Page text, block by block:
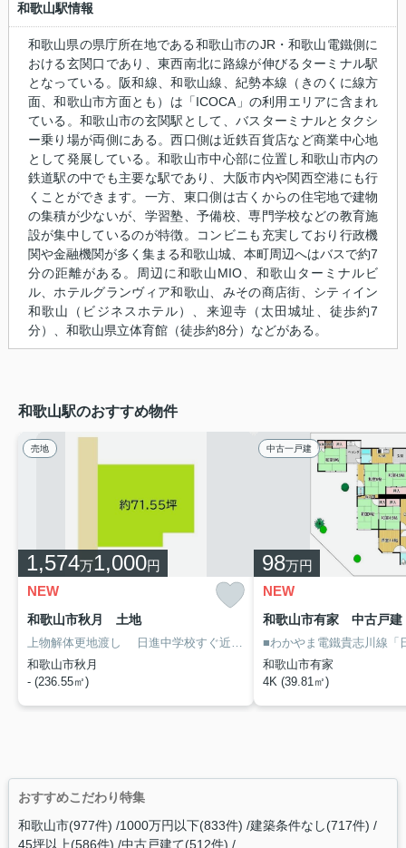
和歌山駅情報
和歌山県の県庁所在地である和歌山市のJR・和歌山電鐵側に
おける玄関口であり、東西南北に路線が伸びるターミナル駅
となっている。阪和線、和歌山線、紀勢本線（きのくに線方
面、和歌山市方面とも）は「ICOCA」の利用エリアに含まれ
ている。和歌山市の玄関駅として、バスターミナルとタクシ
ー乗り場が両側にある。西口側は近鉄百貨店など商業中心地
として発展している。和歌山市中心部に位置し和歌山市内の
鉄道駅の中でも主要な駅であり、大阪市内や関西空港にも行
くことができます。一方、東口側は古くからの住宅地で建物
の集積が少ないが、学習塾、予備校、専門学校などの教育施
設が集中しているのが特徴。コンビニも充実しており行政機
関や金融機関が多く集まる和歌山城、本町周辺へはバスで約7
分の距離がある。周辺に和歌山MIO、和歌山ターミナルビ
ル、ホテルグランヴィア和歌山、みその商店街、シティイン
和歌山（ビジネスホテル）、来迎寺（太田城址、徒歩約7
分）、和歌山県立体育館（徒歩約8分）などがある。
和歌山駅のおすすめ物件
売地
1,574万1,000円
NEW
和歌山市秋月 土地
上物解体更地渡し 日進中学校すぐ近く
わかやま電鐵貴志川線「日
和歌山市秋月
- (236.55㎡)
中古一戸建
98万円
NEW
和歌山市有家 中古戸建
和歌山市有家
4K (39.81㎡)
おすすめこだわり特集
和歌山市(977件) 1000万円以下(833件) 建築条件なし(717件)
45坪以上(586件) 中古戸建て(512件)